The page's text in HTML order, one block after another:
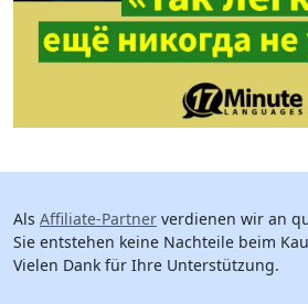
Als Affiliate-Partner verdienen wir an
Sie entstehen keine Nachteile beim
Vielen Dank für Ihre Unterstützung.